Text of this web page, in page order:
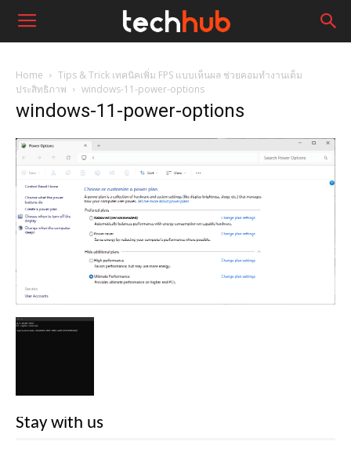
Home
Tips & Trick เทคนิคเพิ่ม FPS แบบเห็นผล ช่วยคอมทำงานเต็ม
ประสิทธิภาพ
windows-11-power-options
windows-11-power-options
Stay with us